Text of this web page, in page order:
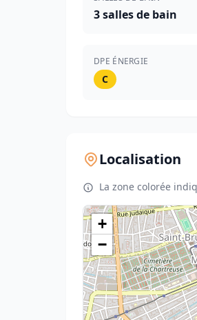
3 salles de bain
DPE ÉNERGIE
C
Localisation
La zone colorée
+
−